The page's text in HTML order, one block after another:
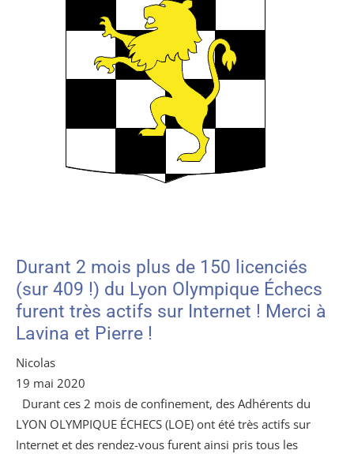
Durant 2 mois plus de 150 licenciés
(sur 409 !) du Lyon Olympique Échecs
furent très actifs sur Internet ! Merci à
Lavina et Pierre !
Nicolas
19 mai 2020
Durant ces 2 mois de confinement, des Adhérents du
LYON OLYMPIQUE ÉCHECS (LOE) ont été très actifs sur
Internet et des rendez-vous furent ainsi pris tous les